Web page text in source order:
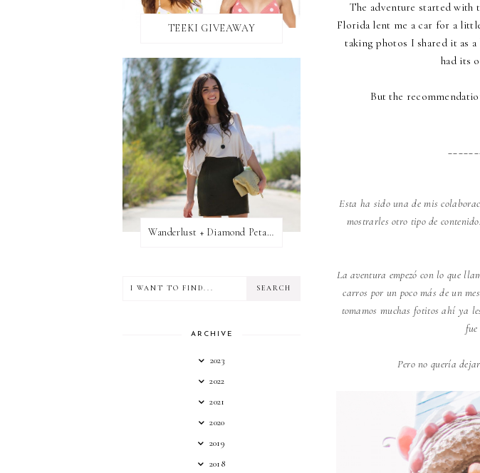
The adventure started with
Florida lent me a car for a
taking photos I shared it as
had its
But the
Esta ha sido una de mis
mostrarles otro tipo de
La aventura empezó con lo que
carros por un poco más de un
tomamos muchas fotitos ahí ya
Pero no quería
TEEKI GIVEAWAY
Wanderlust + Diamond Petal Giveaway
ARCHIVE
2023
2022
2021
2020
2019
2018